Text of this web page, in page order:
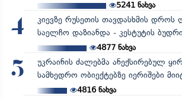
5241ნახვა
4
კიევზე რუსეთის თავდასხმის დროს
საელჩო დაზიანდა - კესტუტის
4877ნახვა
5
უკრაინის ძალებმა ანექსირებულ
სამხედრო ობიექტებზე იერიშები
4816ნახვა